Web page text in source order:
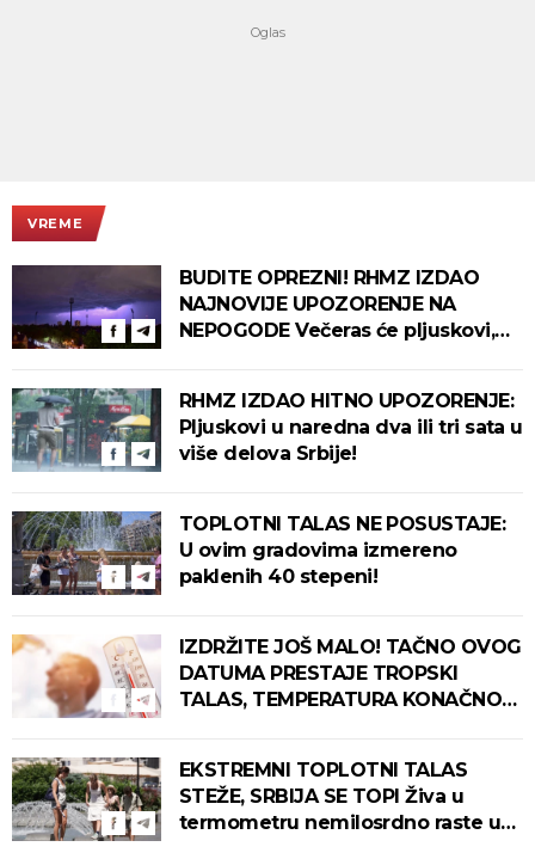
VREME
BUDITE OPREZNI! RHMZ IZDAO
NAJNOVIJE UPOZORENJE NA
NEPOGODE Večeras će pljuskovi,
RHMZ IZDAO HITNO UPOZORENJE:
Pljuskovi u naredna dva ili tri sata u
više delova Srbije!
TOPLOTNI TALAS NE POSUSTAJE:
U ovim gradovima izmereno
paklenih 40 stepeni!
IZDRŽITE JOŠ MALO! TAČNO OVOG
DATUMA PRESTAJE TROPSKI
TALAS, TEMPERATURA KONAČNO
EKSTREMNI TOPLOTNI TALAS
STEŽE, SRBIJA SE TOPI Živa u
termometru nemilosrdno raste u